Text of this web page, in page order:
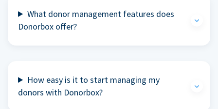
What donor management features does
Donorbox offer?
How easy is it to start managing my
donors with Donorbox?